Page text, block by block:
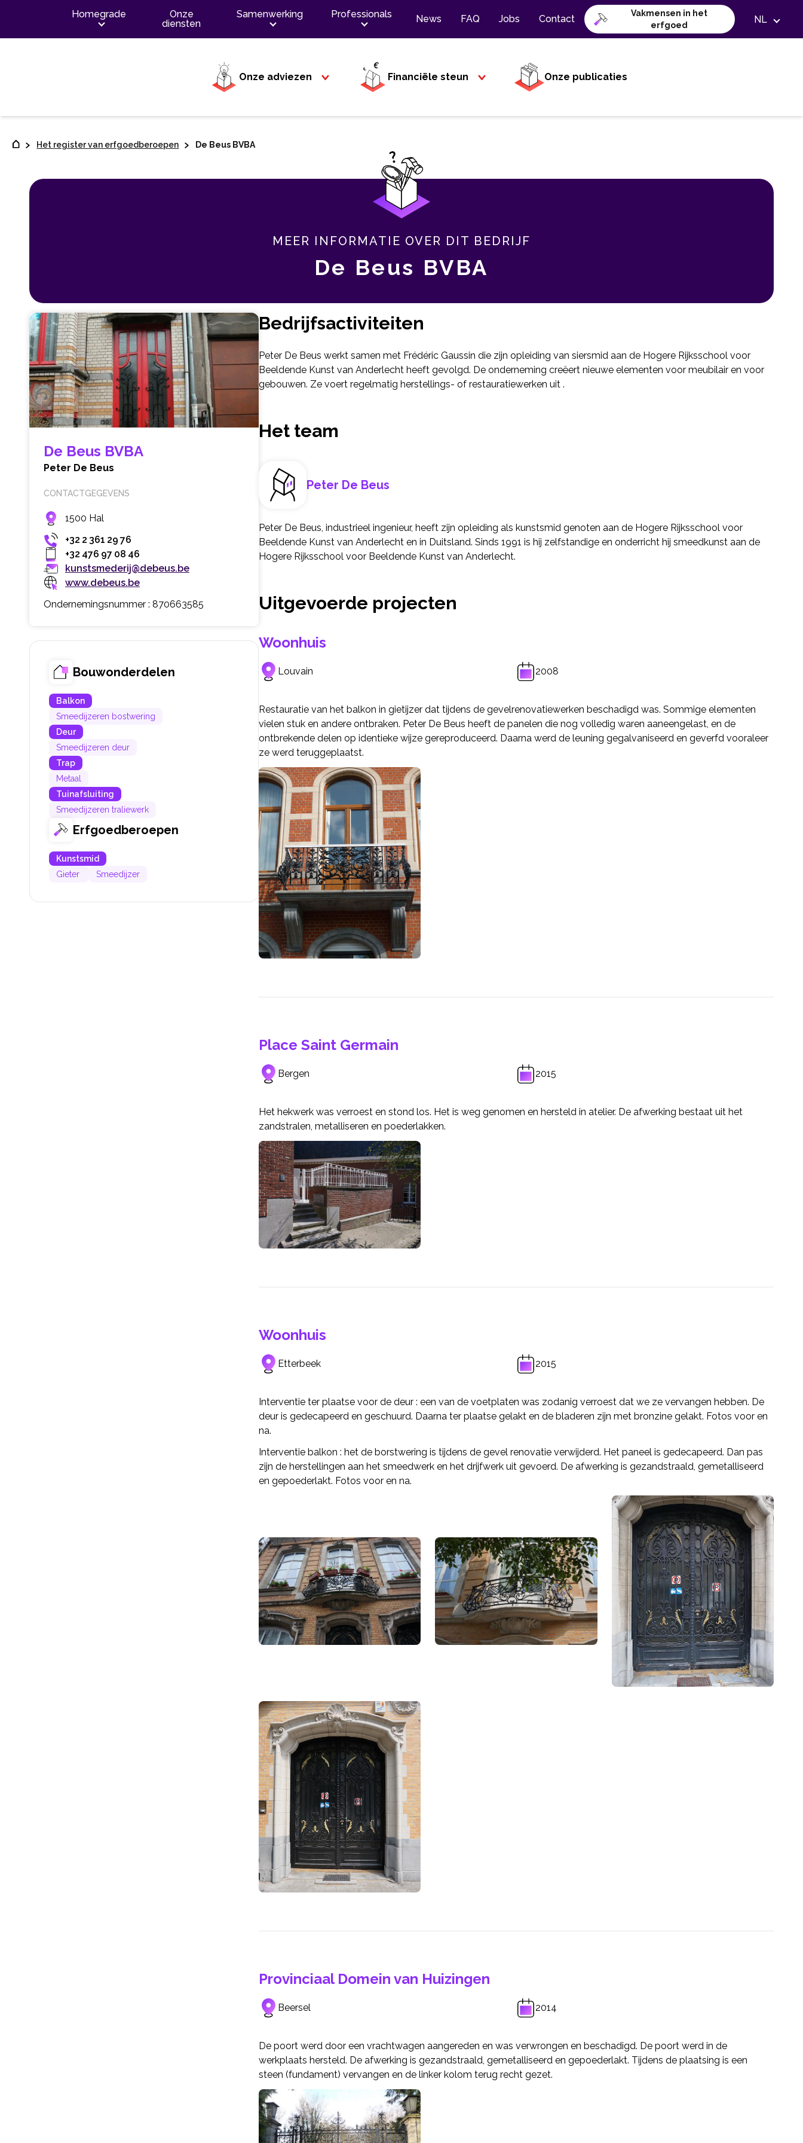
Homegrade
Onze
diensten
Samenwerking Professionals News FAQ Jobs Contact
Vakmensen in het
erfgoed
NL
Onze adviezen Financiële steun Onze publicaties
Het register van erfgoedberoepen De Beus BVBA
MEER INFORMATIE OVER DIT BEDRIJF
De Beus BVBA
De Beus BVBA
Peter De Beus
CONTACTGEGEVENS
1500 Hal
+32 2 361 29 76
+32 476 97 08 46
kunstsmederij@debeus.be
www.debeus.be
Ondernemingsnummer : 870663585
Bouwonderdelen
Balkon
Smeedijzeren bostwering
Deur
Smeedijzeren deur
Trap
Metaal
Tuinafsluiting
Smeedijzeren traliewerk
Erfgoedberoepen
Kunstsmid
Gieter
Smeedijzer
Bedrijfsactiviteiten
Peter De Beus werkt samen met Frédéric Gaussin die zijn opleiding van siersmid aan de Hogere Rijksschool voor
Beeldende Kunst van Anderlecht heeft gevolgd. De onderneming creëert nieuwe elementen voor meubilair en voor
gebouwen. Ze voert regelmatig herstellings- of restauratiewerken uit .
Het team
Peter De Beus
Peter De Beus, industrieel ingenieur, heeft zijn opleiding als kunstsmid genoten aan de Hogere Rijksschool voor
Beeldende Kunst van Anderlecht en in Duitsland. Sinds 1991 is hij zelfstandige en onderricht hij smeedkunst aan de
Hogere Rijksschool voor Beeldende Kunst van Anderlecht.
Uitgevoerde projecten
Woonhuis
Louvain 2008
Restauratie van het balkon in gietijzer dat tijdens de gevelrenovatiewerken beschadigd was. Sommige elementen
vielen stuk en andere ontbraken. Peter De Beus heeft de panelen die nog volledig waren aaneengelast, en de
ontbrekende delen op identieke wijze gereproduceerd. Daarna werd de leuning gegalvaniseerd en geverfd vooraleer
ze werd teruggeplaatst.
Place Saint Germain
Bergen 2015
Het hekwerk was verroest en stond los. Het is weg genomen en hersteld in atelier. De afwerking bestaat uit het
zandstralen, metalliseren en poederlakken.
Woonhuis
Etterbeek 2015
Interventie ter plaatse voor de deur : een van de voetplaten was zodanig verroest dat we ze vervangen hebben. De
deur is gedecapeerd en geschuurd. Daarna ter plaatse gelakt en de bladeren zijn met bronzine gelakt. Fotos voor en
na.
Interventie balkon : het de borstwering is tijdens de gevel renovatie verwijderd. Het paneel is gedecapeerd. Dan pas
zijn de herstellingen aan het smeedwerk en het drijfwerk uit gevoerd. De afwerking is gezandstraald, gemetalliseerd
en gepoederlakt. Fotos voor en na.
Provinciaal Domein van Huizingen
Beersel 2014
De poort werd door een vrachtwagen aangereden en was verwrongen en beschadigd. De poort werd in de
werkplaats hersteld. De afwerking is gezandstraald, gemetalliseerd en gepoederlakt. Tijdens de plaatsing is een
steen (fundament) vervangen en de linker kolom terug recht gezet.